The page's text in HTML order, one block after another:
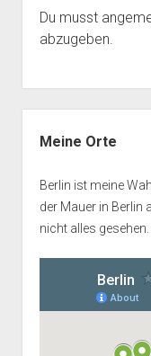
Du musst
abzugeben.
Meine Orte
Berlin ist meine
der Mauer in Berlin
nicht alles